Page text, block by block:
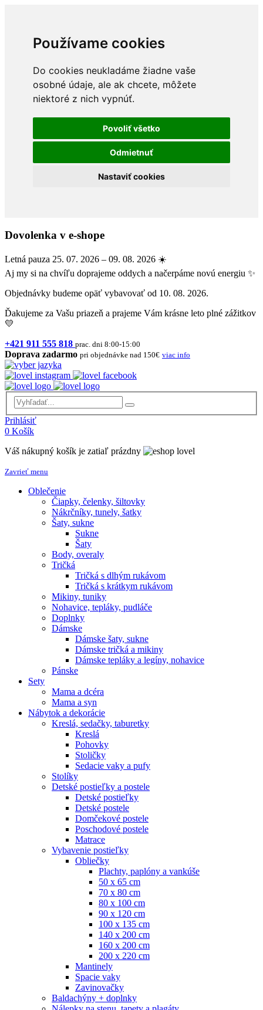
Používame cookies
Do cookies neukladáme žiadne vaše
osobné údaje, ale ak chcete, môžete
niektoré z nich vypnúť.
Povoliť všetko
Odmietnuť
Nastaviť cookies
Dovolenka v e-shope
Letná pauza 25. 07. 2026 – 09. 08. 2026 ☀️
Aj my si na chvíľu doprajeme oddych a načerpáme novú energiu ✨
Objednávky budeme opäť vybavovať od 10. 08. 2026.
Ďakujeme za Vašu priazeň a prajeme Vám krásne leto plné zážitkov
💛
+421 911 555 818 prac. dni 8:00-15:00
Doprava zadarmo pri objednávke nad 150€ viac info
Prihlásiť
0 Košík
Váš nákupný košík je zatiaľ prázdny
Zavrieť menu
Oblečenie
Čiapky, čelenky, šiltovky
Nákrčníky, tunely, šatky
Šaty, sukne
Sukne
Šaty
Body, overaly
Tričká
Tričká s dlhým rukávom
Tričká s krátkym rukávom
Mikiny, tuniky
Nohavice, tepláky, pudláče
Doplnky
Dámske
Dámske šaty, sukne
Dámske tričká a mikiny
Dámske tepláky a legíny, nohavice
Pánske
Sety
Mama a dcéra
Mama a syn
Nábytok a dekorácie
Kreslá, sedačky, taburetky
Kreslá
Pohovky
Stoličky
Sedacie vaky a pufy
Stolíky
Detské postieľky a postele
Detské postieľky
Detské postele
Domčekové postele
Poschodové postele
Matrace
Vybavenie postieľky
Obliečky
Plachty, paplóny a vankúše
50 x 65 cm
70 x 80 cm
80 x 100 cm
90 x 120 cm
100 x 135 cm
140 x 200 cm
160 x 200 cm
200 x 220 cm
Mantinely
Spacie vaky
Zavinovačky
Baldachýny + doplnky